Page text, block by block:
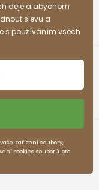
Litvanyi.sk.
děje a abychom
slevu a
s používáním všech
zařízení soubory,
cookies souborů pro